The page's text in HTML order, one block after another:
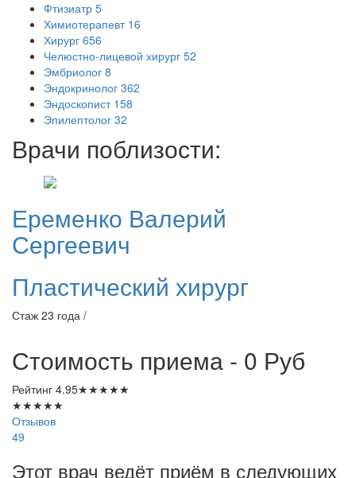
Фтизиатр 5
Химиотерапевт 16
Хирург 656
Челюстно-лицевой хирург 52
Эмбриолог 8
Эндокринолог 362
Эндоскопист 158
Эпилептолог 32
Врачи поблизости:
Еременко Валерий
Сергеевич
Пластический хирург
Стаж 23 года /
Стоимость приема - 0 Руб
Рейтинг 4.95★★★★★
★★★★★
Отзывов
49
Этот врач ведёт приём в следующих